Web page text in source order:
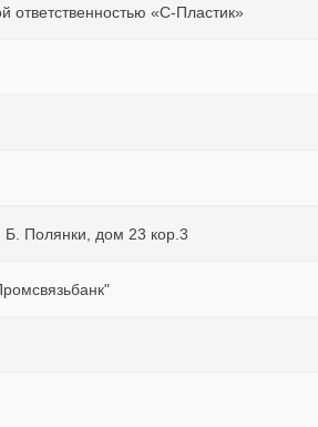
ответственностью «С-Пластик»
Б. Полянки, дом 23 кор.3